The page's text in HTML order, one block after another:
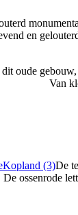
en
oude
via
De
ossenrode